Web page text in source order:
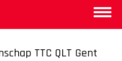
Toggle
TTC QLT Gent